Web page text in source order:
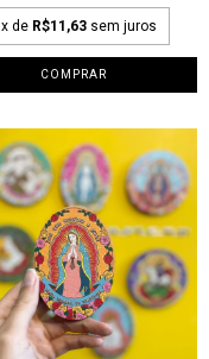
x de R$11,63 sem juros